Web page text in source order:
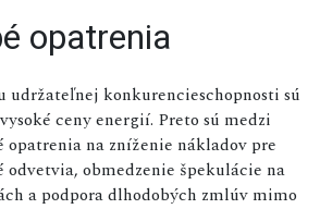
opatrenia
udržateľnej konkurencieschopnosti sú
ceny energií. Preto sú medzi
na zníženie nákladov pre
odvetvia, obmedzenie špekulácie na
a podpora dlhodobých zmlúv mimo